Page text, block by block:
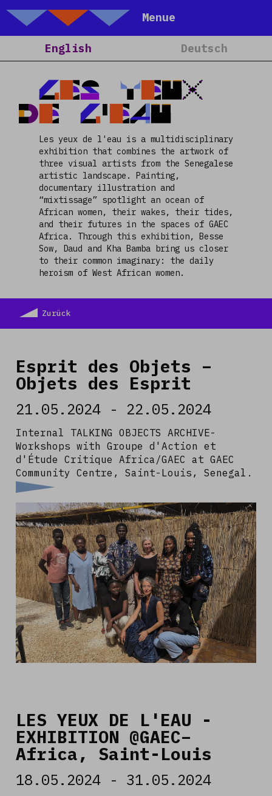
Talking Objects
Menue
Home
About
Projects
Calendar
Blog
People
Team
Media
Contact
English Deutsch
LES YEUX
DE L'EAU
Les yeux de l'eau is a multidisciplinary
exhibition that combines the artwork of
three visual artists from the Senegalese
artistic landscape. Painting,
documentary illustration and
“mixtissage” spotlight an ocean of
African women, their wakes, their tides,
and their futures in the spaces of GAEC
Africa. Through this exhibition, Besse
Sow, Daud and Kha Bamba bring us closer
to their common imaginary: the daily
heroism of West African women.
Zurück
Esprit des Objets –
Objets des Esprit
21.05.2024 - 22.05.2024
Internal TALKING OBJECTS ARCHIVE-
Workshops with Groupe d'Action et
d'Étude Critique Africa/GAEC at GAEC
Community Centre, Saint-Louis, Senegal.
Read more
LES YEUX DE L'EAU -
EXHIBITION @GAEC–
Africa, Saint-Louis
18.05.2024 - 31.05.2024
Read more